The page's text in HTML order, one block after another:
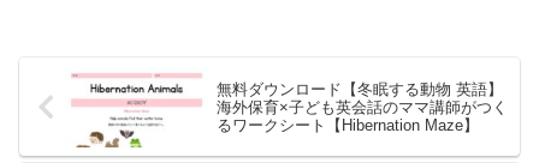
無料ダウンロード【冬眠する動物 英語】
海外保育×子ども英会話のママ講師がつく
るワークシート【Hibernation Maze】